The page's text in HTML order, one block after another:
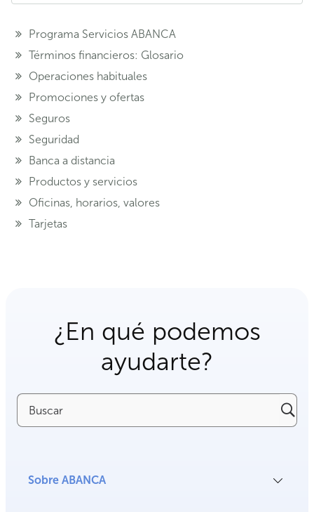
Programa Servicios ABANCA
Términos financieros: Glosario
Operaciones habituales
Promociones y ofertas
Seguros
Seguridad
Banca a distancia
Productos y servicios
Oficinas, horarios, valores
Tarjetas
¿En qué podemos
ayudarte?
Buscar
Sobre ABANCA